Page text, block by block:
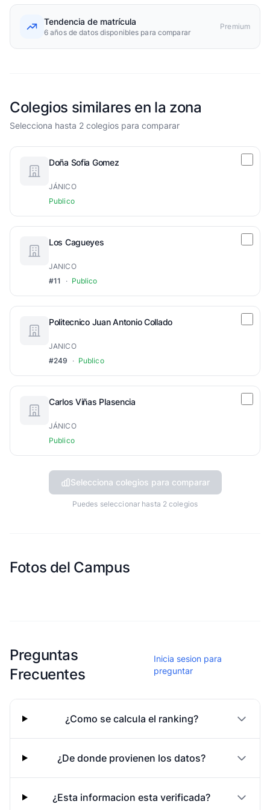
Tendencia de matrícula
6 años de datos disponibles para comparar
Premium
Colegios similares en la zona
Selecciona hasta 2 colegios para comparar
Doña Sofia Gomez
JÁNICO
Publico
Los Cagueyes
JANICO
#11
· Publico
Politecnico Juan Antonio Collado
JANICO
#249
· Publico
Carlos Viñas Plasencia
JÁNICO
Publico
Selecciona colegios para comparar
Puedes seleccionar hasta 2 colegios
Fotos del Campus
Preguntas
Frecuentes
Inicia sesion para
preguntar
¿Como se calcula el ranking?
¿De donde provienen los datos?
¿Esta informacion esta verificada?